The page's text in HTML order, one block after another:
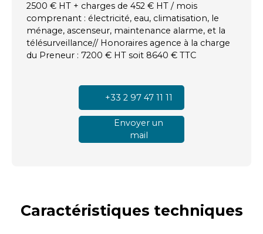
2500 € HT + charges de 452 € HT / mois
comprenant : électricité, eau, climatisation, le
ménage, ascenseur, maintenance alarme, et la
télésurveillance// Honoraires agence à la charge
du Preneur : 7200 € HT soit 8640 € TTC
+33 2 97 47 11 11
Envoyer un
mail
Caractéristiques techniques